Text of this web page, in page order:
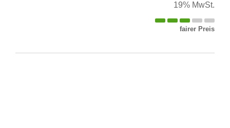
19% MwSt.
fairer Preis